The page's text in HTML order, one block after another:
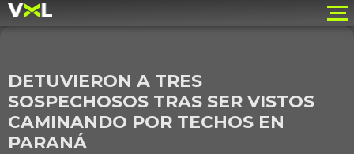
DETUVIERON A TRES
SOSPECHOSOS TRAS SER VISTOS
CAMINANDO POR TECHOS EN
PARANÁ